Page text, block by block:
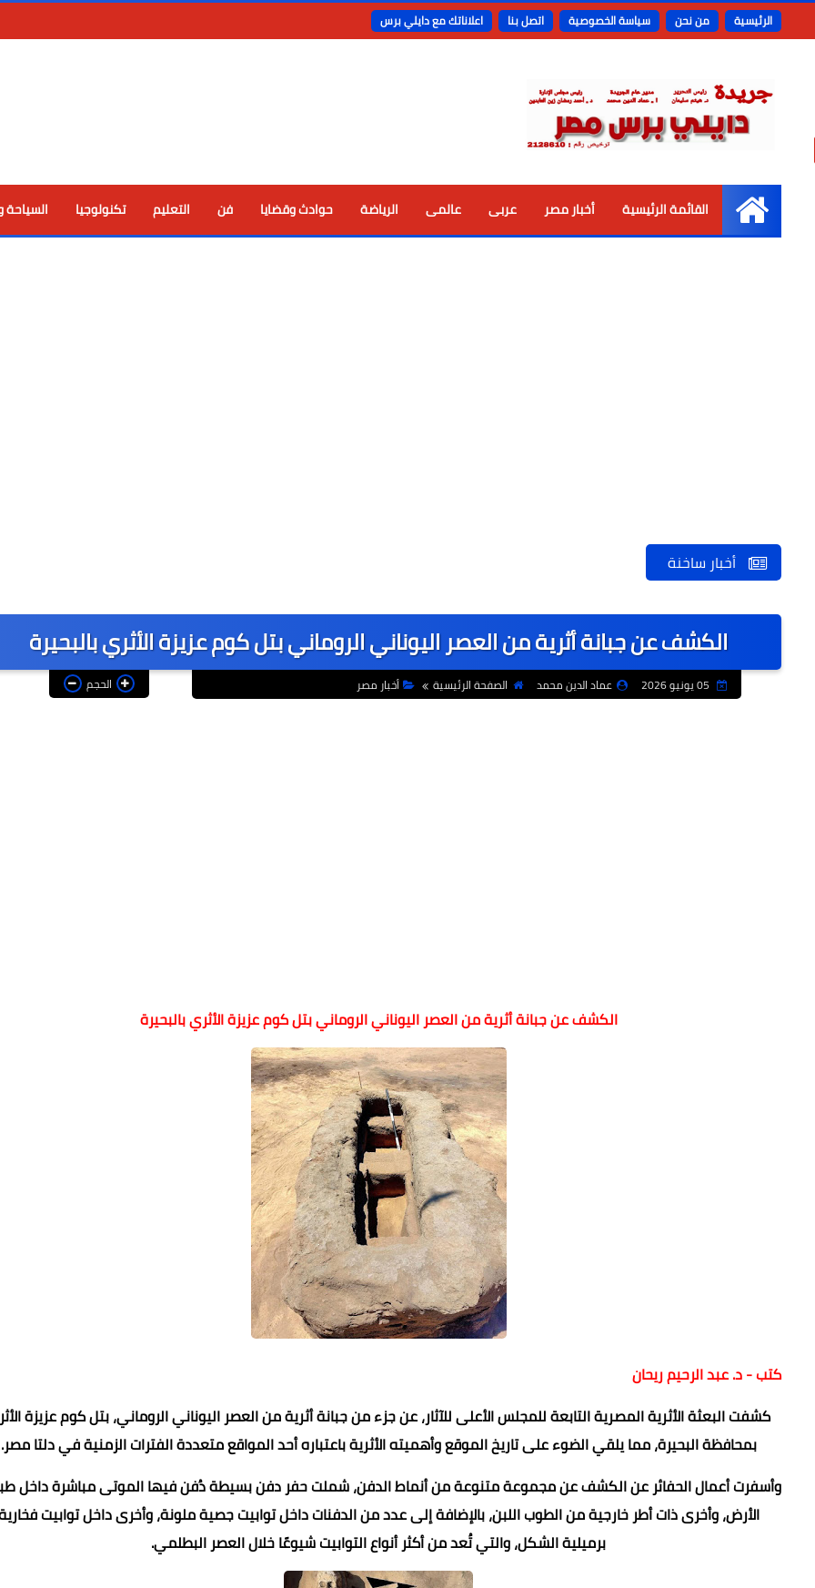
الرئيسية من نحن سياسة الخصوصية اتصل بنا اعلاناتك مع دايلي برس
الرئيسية
القائمة الرئيسية أخبار مصر عربى عالمى الرياضة حوادث وقضايا فن التعليم تكنولوجيا السياحة
أخبار ساخنة
الكشف عن جبانة أثرية من العصر اليوناني الروماني بتل كوم عزيزة الأثري بالبحيرة
عماد الدين محمد الصفحة الرئيسية أخبار مصر الحجم
الكشف عن جبانة أثرية من العصر اليوناني الروماني بتل كوم عزيزة الأثري بالبحيرة
كتب - د. عبد الرحيم ريحان
كشفت البعثة الأثرية المصرية التابعة للمجلس الأعلى للآثار، عن جزء من جبانة أثرية من العصر اليوناني الروماني، بتل كوم عزيزة
بمحافظة البحيرة، مما يلقي الضوء على تاريخ الموقع وأهميته الأثرية باعتباره أحد المواقع متعددة الفترات الزمنية في دلتا مصر.
وأسفرت أعمال الحفائر عن الكشف عن مجموعة متنوعة من أنماط الدفن، شملت حفر دفن بسيطة دُفن فيها الموتى مباشرة داخل
الأرض، وأخرى ذات أطر خارجية من الطوب اللبن، بالإضافة إلى عدد من الدفنات داخل توابيت جصية ملونة، وأخرى داخل توابيت
برميلية الشكل، والتي تُعد من أكثر أنواع التوابيت شيوعًا خلال العصر البطلمي.
محمد ابو سيف
محمد ابو سيف
محمد ابو سيف
محمد ابو سيف
محمد ابو سيف